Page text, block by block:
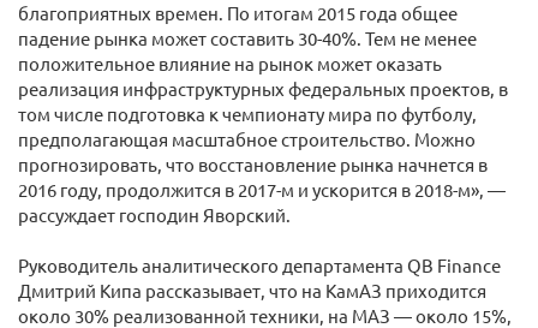
благоприятных времен. По итогам 2015 года общее
падение рынка может составить 30-40%. Тем не менее
положительное влияние на рынок может оказать
реализация инфраструктурных федеральных проектов, в
том числе подготовка к чемпионату мира по футболу,
предполагающая масштабное строительство. Можно
прогнозировать, что восстановление рынка начнется в
2016 году, продолжится в 2017-м и ускорится в 2018-м», —
рассуждает господин Яворский.
Руководитель аналитического департамента QB Finance
Дмитрий Кипа рассказывает, что на КамАЗ приходится
около 30% реализованной техники, на МАЗ — около 15%,